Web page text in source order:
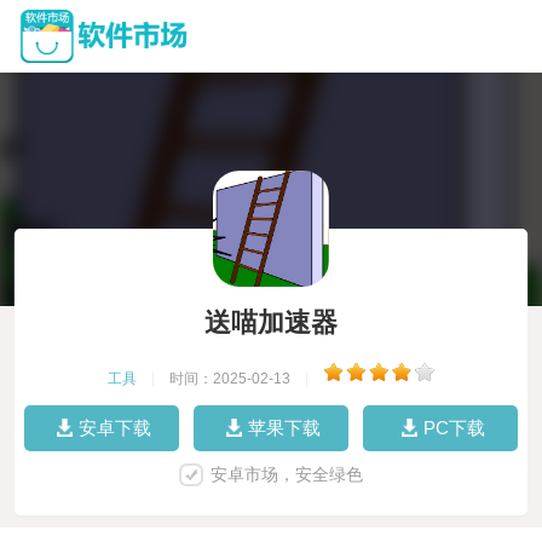
送喵加速器
工具 时间：2025-02-13
安卓下载 苹果下载 PC下载
安卓市场，安全绿色